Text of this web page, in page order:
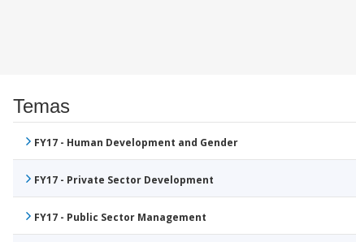
Temas
FY17 - Human Development and Gender
FY17 - Private Sector Development
FY17 - Public Sector Management